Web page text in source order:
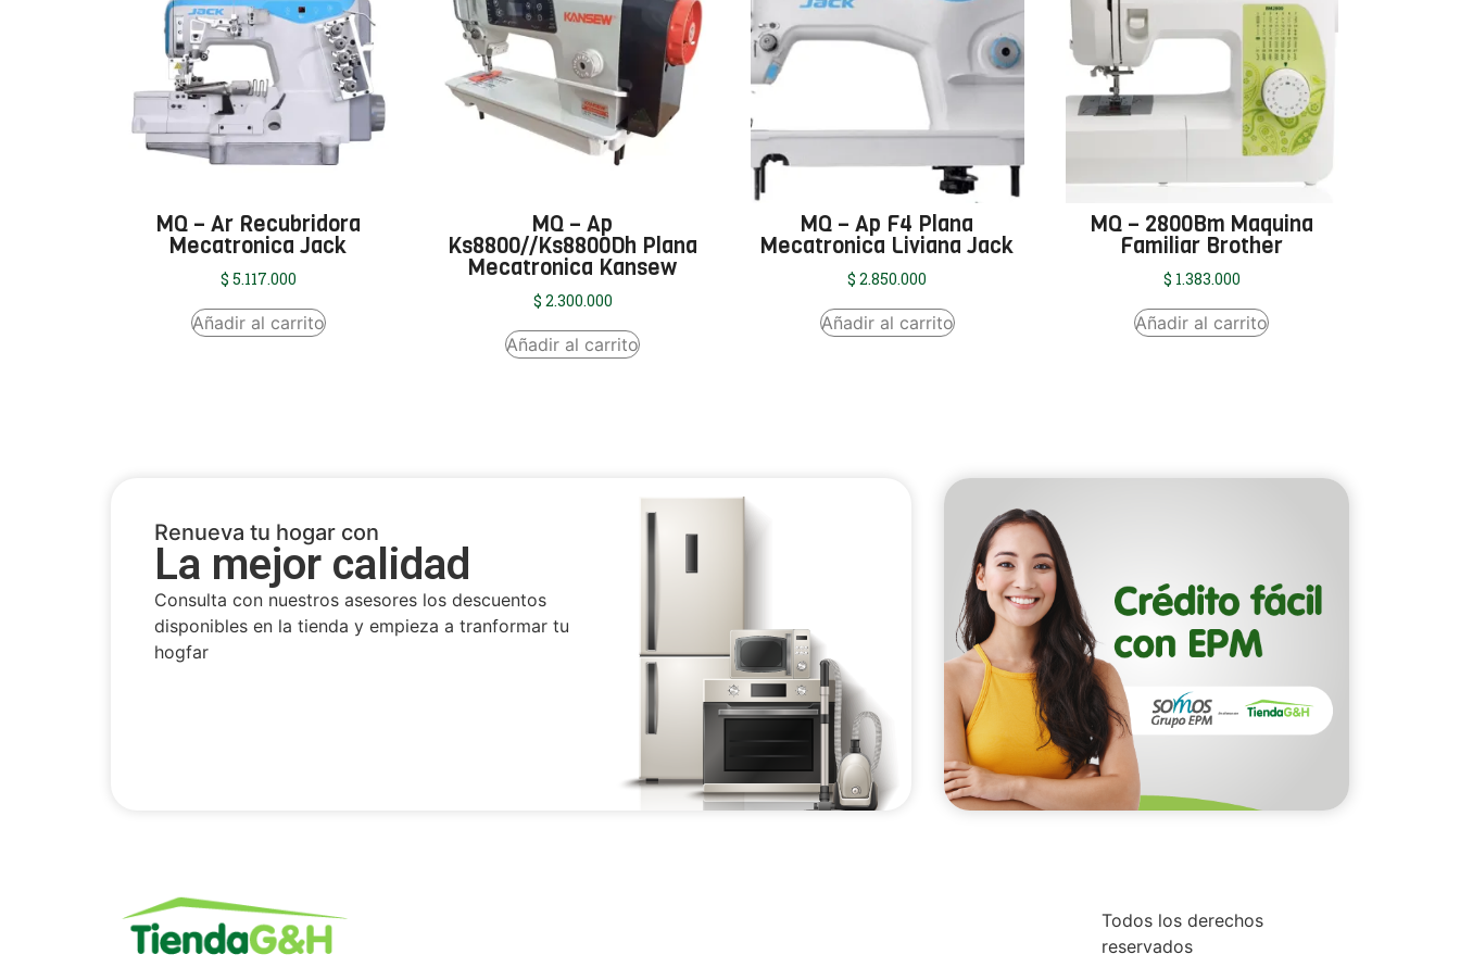
MQ – Ar Recubridora
Mecatronica Jack
$ 5.117.000
Añadir al carrito
MQ – Ap
Ks8800//Ks8800Dh Plana
Mecatronica Kansew
$ 2.300.000
Añadir al carrito
MQ – Ap F4 Plana
Mecatronica Liviana Jack
$ 2.850.000
Añadir al carrito
MQ – 2800Bm Maquina
Familiar Brother
$ 1.383.000
Añadir al carrito
Renueva tu hogar con
La mejor calidad
Consulta con nuestros asesores los descuentos
disponibles en la tienda y empieza a tranformar tu
hogfar
Todos los derechos
reservados